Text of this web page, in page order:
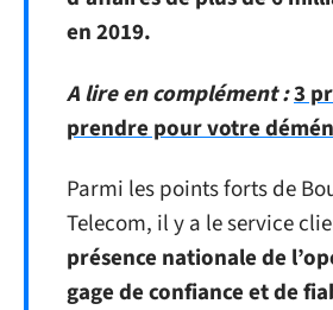
en 2019.
A lire en complément :3
prendre pour votre
Parmi les points forts de
Telecom, il y a le service
présence nationale de
gage de confiance et de